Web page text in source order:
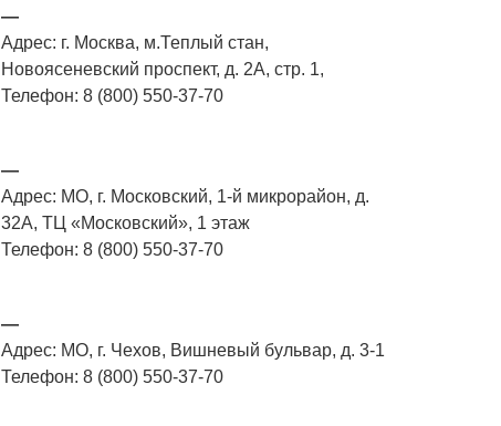
—
Адрес: г. Москва, м.Теплый стан,
Новоясеневский проспект, д. 2А, стр. 1,
Телефон: 8 (800) 550-37-70
—
Адрес: МО, г. Московский, 1-й микрорайон, д.
32А, ТЦ «Московский», 1 этаж
Телефон: 8 (800) 550-37-70
—
Адрес: МО, г. Чехов, Вишневый бульвар, д. 3-1
Телефон: 8 (800) 550-37-70